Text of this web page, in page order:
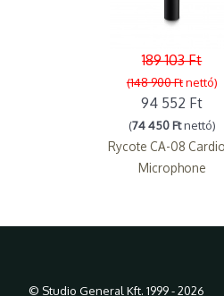
189 103 Ft
(148 900 Ftnettó)
94 552 Ft
(74 450 Ftnettó)
Rycote CA-08
Microphone
© Studio General Kft. 1999 - 2026